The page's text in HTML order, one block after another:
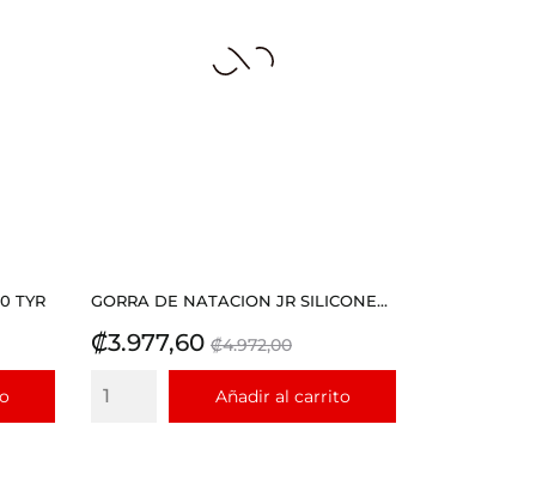
TYR GORRA DE NATACION JR SILICONE...
Precio
₡3.977,60 Precio
base
₡4.972,00
Añadir al carrito